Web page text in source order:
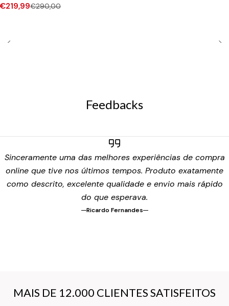
€219,99€290,00
Feedbacks
Sinceramente uma das melhores experiências de compra
online que tive nos últimos tempos. Produto exatamente
como descrito, excelente qualidade e envio mais rápido
do que esperava.
Ricardo Fernandes
MAIS DE 12.000 CLIENTES SATISFEITOS
MAIS DE 12.000 CLIENTES SATISFEITOS